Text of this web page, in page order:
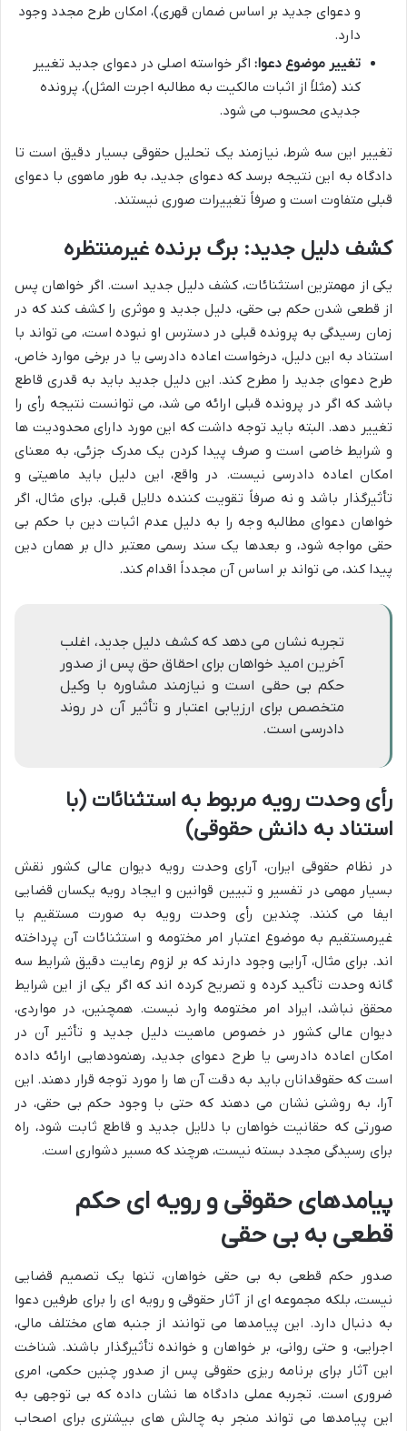
و دعوای جدید بر اساس ضمان قهری)، امکان طرح مجدد وجود
دارد.
تغییر موضوع دعوا: اگر خواسته اصلی در دعوای جدید تغییر
کند (مثلاً از اثبات مالکیت به مطالبه اجرت المثل)، پرونده
جدیدی محسوب می شود.
تغییر این سه شرط، نیازمند یک تحلیل حقوقی بسیار دقیق است تا
دادگاه به این نتیجه برسد که دعوای جدید، به طور ماهوی با دعوای
قبلی متفاوت است و صرفاً تغییرات صوری نیستند.
کشف دلیل جدید: برگ برنده غیرمنتظره
یکی از مهمترین استثنائات، کشف دلیل جدید است. اگر خواهان پس
از قطعی شدن حکم بی حقی، دلیل جدید و موثری را کشف کند که در
زمان رسیدگی به پرونده قبلی در دسترس او نبوده است، می تواند با
استناد به این دلیل، درخواست اعاده دادرسی یا در برخی موارد خاص،
طرح دعوای جدید را مطرح کند. این دلیل جدید باید به قدری قاطع
باشد که اگر در پرونده قبلی ارائه می شد، می توانست نتیجه رأی را
تغییر دهد. البته باید توجه داشت که این مورد دارای محدودیت ها
و شرایط خاصی است و صرف پیدا کردن یک مدرک جزئی، به معنای
امکان اعاده دادرسی نیست. در واقع، این دلیل باید ماهیتی و
تأثیرگذار باشد و نه صرفاً تقویت کننده دلایل قبلی. برای مثال، اگر
خواهان دعوای مطالبه وجه را به دلیل عدم اثبات دین با حکم بی
حقی مواجه شود، و بعدها یک سند رسمی معتبر دال بر همان دین
پیدا کند، می تواند بر اساس آن مجدداً اقدام کند.
تجربه نشان می دهد که کشف دلیل جدید، اغلب
آخرین امید خواهان برای احقاق حق پس از صدور
حکم بی حقی است و نیازمند مشاوره با وکیل
متخصص برای ارزیابی اعتبار و تأثیر آن در روند
دادرسی است.
رأی وحدت رویه مربوط به استثنائات (با
استناد به دانش حقوقی)
در نظام حقوقی ایران، آرای وحدت رویه دیوان عالی کشور نقش
بسیار مهمی در تفسیر و تبیین قوانین و ایجاد رویه یکسان قضایی
ایفا می کنند. چندین رأی وحدت رویه به صورت مستقیم یا
غیرمستقیم به موضوع اعتبار امر مختومه و استثنائات آن پرداخته
اند. برای مثال، آرایی وجود دارند که بر لزوم رعایت دقیق شرایط سه
گانه وحدت تأکید کرده و تصریح کرده اند که اگر یکی از این شرایط
محقق نباشد، ایراد امر مختومه وارد نیست. همچنین، در مواردی،
دیوان عالی کشور در خصوص ماهیت دلیل جدید و تأثیر آن در
امکان اعاده دادرسی یا طرح دعوای جدید، رهنمودهایی ارائه داده
است که حقوقدانان باید به دقت آن ها را مورد توجه قرار دهند. این
آرا، به روشنی نشان می دهند که حتی با وجود حکم بی حقی، در
صورتی که حقانیت خواهان با دلایل جدید و قاطع ثابت شود، راه
برای رسیدگی مجدد بسته نیست، هرچند که مسیر دشواری است.
پیامدهای حقوقی و رویه ای حکم
قطعی به بی حقی
صدور حکم قطعی به بی حقی خواهان، تنها یک تصمیم قضایی
نیست، بلکه مجموعه ای از آثار حقوقی و رویه ای را برای طرفین دعوا
به دنبال دارد. این پیامدها می توانند از جنبه های مختلف مالی،
اجرایی، و حتی روانی، بر خواهان و خوانده تأثیرگذار باشند. شناخت
این آثار برای برنامه ریزی حقوقی پس از صدور چنین حکمی، امری
ضروری است. تجربه عملی دادگاه ها نشان داده که بی توجهی به
این پیامدها می تواند منجر به چالش های بیشتری برای اصحاب